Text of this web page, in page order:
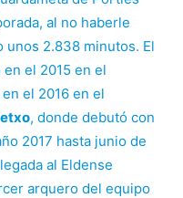
al no haberle
unos 2.838 minutos. El
el 2015 en el
en el 2016 en el
, donde debutó con
2017 hasta junio de
al Eldense
arquero del equipo